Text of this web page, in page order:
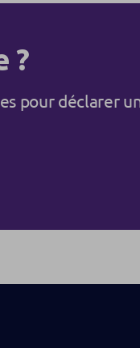
?
pour déclarer